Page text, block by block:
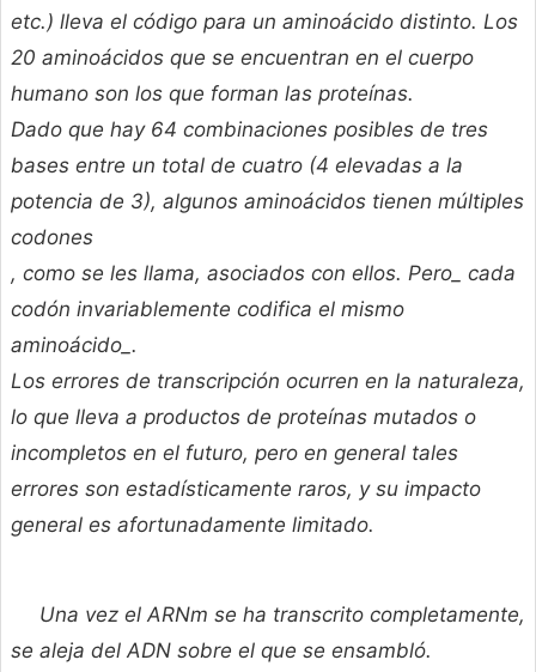
etc.) lleva el código para un aminoácido distinto. Los
20 aminoácidos que se encuentran en el cuerpo
humano son los que forman las proteínas.
Dado que hay 64 combinaciones posibles de tres
bases entre un total de cuatro (4 elevadas a la
potencia de 3), algunos aminoácidos tienen múltiples
codones
, como se les llama, asociados con ellos. Pero_ cada
codón invariablemente codifica el mismo
aminoácido_.
Los errores de transcripción ocurren en la naturaleza,
lo que lleva a productos de proteínas mutados o
incompletos en el futuro, pero en general tales
errores son estadísticamente raros, y su impacto
general es afortunadamente limitado.
Una vez el ARNm se ha transcrito completamente,
se aleja del ADN sobre el que se ensambló.